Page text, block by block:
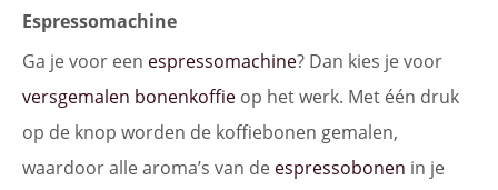
Espressomachine
Ga je voor een espressomachine? Dan kies je voor
versgemalen bonenkoffie op het werk. Met één druk
op de knop worden de koffiebonen gemalen,
waardoor alle aroma’s van de espressobonen in je